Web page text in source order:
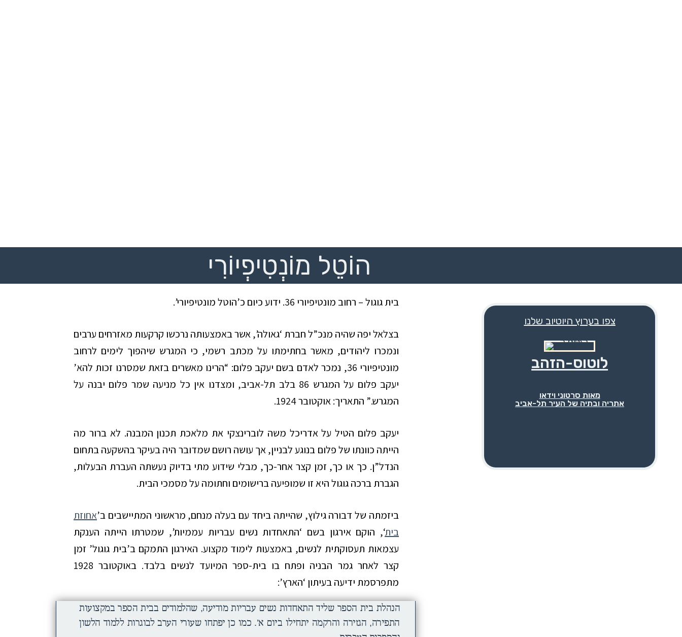
הוֹטֵל מוֹנְטִיפְיוֹרִי
ביתגוגול – רחוב מונטיפיורי 36. ידוע כיום כ’הוטל מונטיפיורי’.
בצלאל יפה שהיה מנכ”ל חברת ‘גאולה’, אשר באמצעותה נרכשו קרקעות מאזרחים ערבים
ונמכרו ליהודים, מאשר בחתימתו על מכתב רשמי, כי המגרש שיהפוך לימים לרחוב
מונטיפיורי 36, נמכר לאדם בשם יעקב פלום: “הרינו מאשרים בזאת שמסרנו זכות להא’
יעקב פלום על המגרש 86 בלב תל-אביב, ומצדנו אין כל מניעה שמר פלום יבנה על
המגרש.” התאריך: אוקטובר 1924.
יעקב פלום הטיל על אדריכל משה לוברינצקי את מלאכת תכנון המבנה. לא ברור מה
הייתה כוונתו של פלום בנוגע לבניין, אך עושה רושם שמדובר היה בעיקר בהשקעה בתחום
הנדל”ן. כך או כך, זמן קצר אחר-כך, מבלי שידוע מתי בדיוק נעשתה העברת הבעלות,
הגברת ברכה גוגול היא זו שמופיעה ברישומים וחתומה על מסמכי הבית.
ביזמתה של דבורה גילוץ, שהייתה ביחד עם בעלה מנחם, מראשוני המתיישבים ב’אחוזת
בית‘, הוקם אירגון בשם ‘התאחדות נשים עבריות עממיות’, שמטרתו הייתה הענקת
עצמאות תעסוקתית לנשים, באמצעות לימוד מקצוע. האירגון התמקם ב’בית גוגול’ זמן
קצר לאחר גמר הבניה ופתח בו בית-ספר המיועד לנשים בלבד. באוקטובר 1928
מתפרסמת ידיעה בעיתון ‘הארץ’:
הנהלת בית הספר שליד התאחדות נשים עבריות מודיעה, שהלמודים בבית הספר במקצועות
התפירה, הגזירה והרקמה יתחילו ביום א’. כמו כן יפתחו שעורי הערב לבוגרות ללמוד הלשון
צפו בערוץ היוטיוב שלנו
לוטוס-הזהב
מאות סרטוני וידאו
אתריה ובתיה של העיר תל-אביב